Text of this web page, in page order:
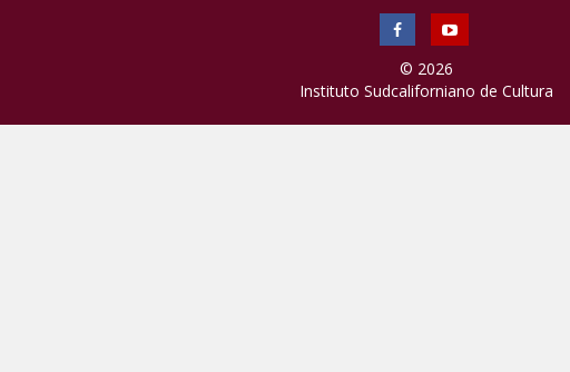
© 2026
Instituto Sudcaliforniano de Cultura